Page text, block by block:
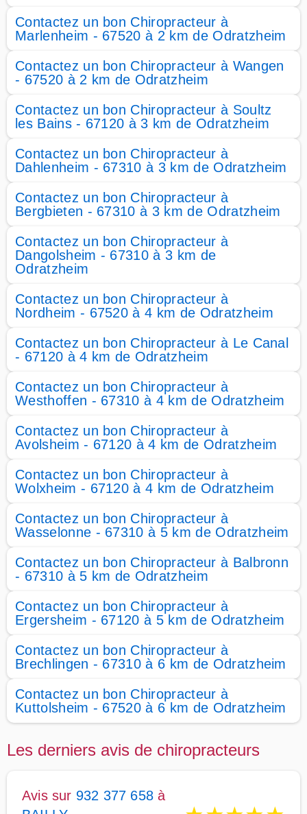
Contactez un bon Chiropracteur à
Marlenheim - 67520 à 2 km de Odratzheim
Contactez un bon Chiropracteur à Wangen
- 67520 à 2 km de Odratzheim
Contactez un bon Chiropracteur à Soultz
les Bains - 67120 à 3 km de Odratzheim
Contactez un bon Chiropracteur à
Dahlenheim - 67310 à 3 km de Odratzheim
Contactez un bon Chiropracteur à
Bergbieten - 67310 à 3 km de Odratzheim
Contactez un bon Chiropracteur à
Dangolsheim - 67310 à 3 km de
Odratzheim
Contactez un bon Chiropracteur à
Nordheim - 67520 à 4 km de Odratzheim
Contactez un bon Chiropracteur à Le Canal
- 67120 à 4 km de Odratzheim
Contactez un bon Chiropracteur à
Westhoffen - 67310 à 4 km de Odratzheim
Contactez un bon Chiropracteur à
Avolsheim - 67120 à 4 km de Odratzheim
Contactez un bon Chiropracteur à
Wolxheim - 67120 à 4 km de Odratzheim
Contactez un bon Chiropracteur à
Wasselonne - 67310 à 5 km de Odratzheim
Contactez un bon Chiropracteur à Balbronn
- 67310 à 5 km de Odratzheim
Contactez un bon Chiropracteur à
Ergersheim - 67120 à 5 km de Odratzheim
Contactez un bon Chiropracteur à
Brechlingen - 67310 à 6 km de Odratzheim
Contactez un bon Chiropracteur à
Kuttolsheim - 67520 à 6 km de Odratzheim
Les derniers avis de chiropracteurs
Avis sur 932 377 658 à